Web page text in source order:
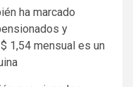
ha marcado
y
1,54 mensual es un